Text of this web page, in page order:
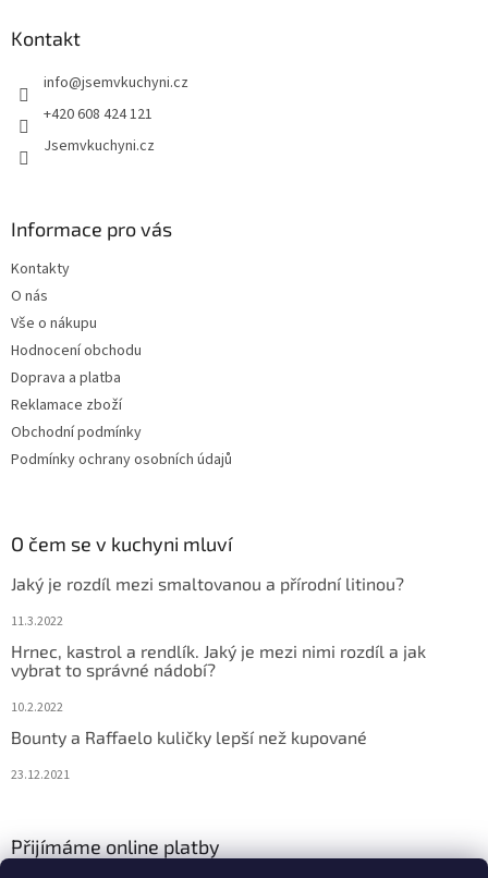
Kontakt
info@jsemvkuchyni.cz
+420 608 424 121
Jsemvkuchyni.cz
Informace pro vás
Kontakty
O nás
Vše o nákupu
Hodnocení obchodu
Doprava a platba
Reklamace zboží
Obchodní podmínky
Podmínky ochrany osobních údajů
O čem se v kuchyni mluví
Jaký je rozdíl mezi smaltovanou a přírodní litinou?
11.3.2022
Hrnec, kastrol a rendlík. Jaký je mezi nimi rozdíl a jak
vybrat to správné nádobí?
10.2.2022
Bounty a Raffaelo kuličky lepší než kupované
23.12.2021
Přijímáme online platby